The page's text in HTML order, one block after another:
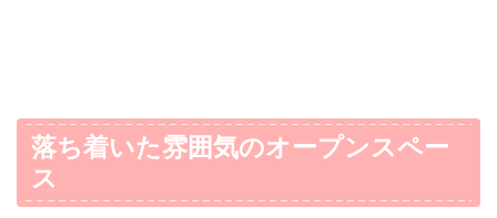
落ち着いた雰囲気のオープンスペー
ス